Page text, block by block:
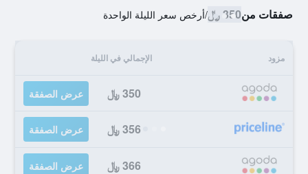
صفقات من350 ﷼ /أرخص سعر الليلة الواحدة
مزود الإجمالي في الليلة
350 ﷼ عرض الصفقة
356 ﷼ عرض الصفقة
366 ﷼ عرض الصفقة